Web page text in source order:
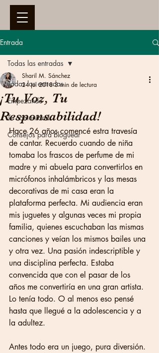
Entrada
Todas las entradas
Empezando
Tu comunidad
Consejos para bloguear
Todas las entradas
¡Tu Voz, Tu
Responsabilidad!
Sharil M. Sánchez
24 jul 2018 3 min de lectura
Hace 26 años comencé estra travesía
de cantar. Recuerdo cuando de niña
tomaba los frascos de perfume de mi
madre y mi abuela para convertirlos en
micrófonos inhalámbricos y las mesas
decorativas de mi casa eran la
plataforma perfecta. Mi audiencia eran
mis juguetes y algunas veces mi propia
familia, quienes escuchaban las mismas
canciones y veían los mismos bailes una
y otra vez. Una pasión indescriptible y
una disciplina perfecta. Estaba
convencida que con el pasar de los
años me convertiría en una gran artista.
Lo tenía todo. O al menos eso pensé
hasta que llegué a la adolescencia y a
la adultez.
Antes todo era un juego, pura diversión.